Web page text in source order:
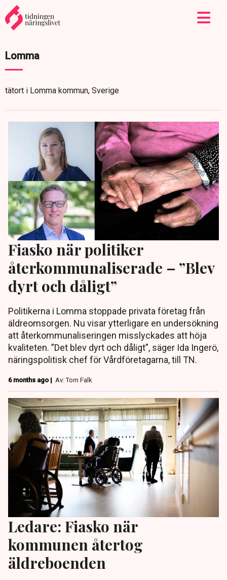
Lomma
tätort i Lomma kommun, Sverige
Fiasko när politiker
återkommunaliserade – ”Blev
dyrt och dåligt”
Politikerna i Lomma stoppade privata företag från
äldreomsorgen. Nu visar ytterligare en undersökning
att återkommunaliseringen misslyckades att höja
kvaliteten. ”Det blev dyrt och dåligt”, säger Ida Ingerö,
näringspolitisk chef för Vårdföretagarna, till TN.
6 months ago | Av: Tom Falk
Ledare: Fiasko när
kommunen återtog
äldreboenden